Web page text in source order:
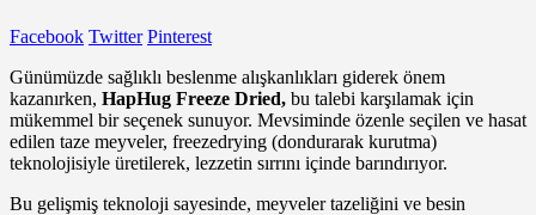
Facebook Twitter Pinterest
Günümüzde sağlıklı beslenme alışkanlıkları giderek önem
kazanırken, HapHug Freeze Dried, bu talebi karşılamak için
mükemmel bir seçenek sunuyor. Mevsiminde özenle seçilen ve hasat
edilen taze meyveler, freezedrying (dondurarak kurutma)
teknolojisiyle üretilerek, lezzetin sırrını içinde barındırıyor.
Bu gelişmiş teknoloji sayesinde, meyveler tazeliğini ve besin